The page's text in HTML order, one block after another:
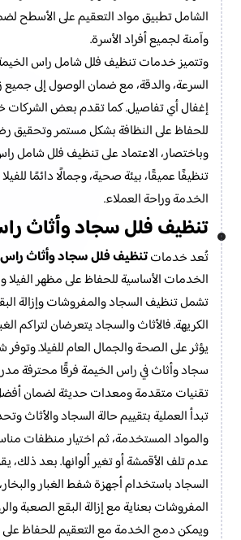
الشامل تطبيق مواد التعقيم على الأسطح
وآمنة لجميع أفراد الأسرة.
وتتميز خدمات تنظيف فلل شامل راس الخيمة
السرعة، والدقة، مع ضمان الوصول إلى جميع
إغفال أي تفاصيل. كما تقدم بعض
للحفاظ على النظافة بشكل مستمر وتحقيق
وباختصار، الاعتماد على تنظيف فلل شامل
تنظيفًا عميقًا، بيئة صحية، وجمالًا دائمًا
الخدمة وراحة العملاء.
تنظيف فلل سجاد وأثاث
تُعد خدماتتنظيف فلل سجاد وأثاث
الخدمات الأساسية للحفاظ على مظهر الفيلا
تشمل تنظيف السجاد والمفروشات وإزالة
الكريهة. فالأثاث والسجاد يتعرضان لتراكم
يؤثر على الصحة والجمال العام للفيلا.
سجاد وأثاث في راس الخيمة فرقًا محترفة
تقنيات متقدمة ومعدات حديثة لضمان أفضل
تبدأ العملية بتقييم حالة السجاد والأثاث
والمواد المستخدمة، ثم اختيار منظفات
عدم تلف الأقمشة أو تغير ألوانها. بعد ذلك،
السجاد باستخدام أجهزة شفط الغبار
المفروشات بعناية مع إزالة البقع الصعبة
ويمكن دمج الخدمة مع التعقيم للحفاظ